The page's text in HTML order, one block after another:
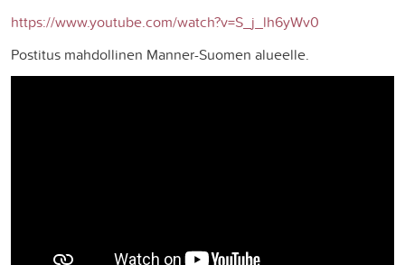
https://www.youtube.com/watch?v=S_j_lh6yWv0
Postitus mahdollinen Manner-Suomen alueelle.